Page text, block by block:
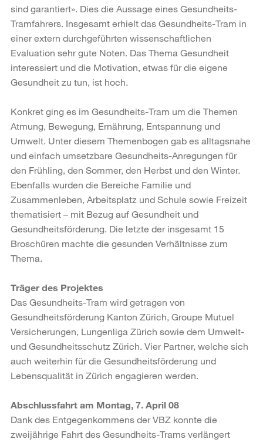
sind garantiert». Dies die Aussage eines Gesundheits-
Tramfahrers. Insgesamt erhielt das Gesundheits-Tram in
einer extern durchgeführten wissenschaftlichen
Evaluation sehr gute Noten. Das Thema Gesundheit
interessiert und die Motivation, etwas für die eigene
Gesundheit zu tun, ist hoch.
Konkret ging es im Gesundheits-Tram um die Themen
Atmung, Bewegung, Ernährung, Entspannung und
Umwelt. Unter diesem Themenbogen gab es alltagsnahe
und einfach umsetzbare Gesundheits-Anregungen für
den Frühling, den Sommer, den Herbst und den Winter.
Ebenfalls wurden die Bereiche Familie und
Zusammenleben, Arbeitsplatz und Schule sowie Freizeit
thematisiert – mit Bezug auf Gesundheit und
Gesundheitsförderung. Die letzte der insgesamt 15
Broschüren machte die gesunden Verhältnisse zum
Thema.
Träger des Projektes
Das Gesundheits-Tram wird getragen von
Gesundheitsförderung Kanton Zürich, Groupe Mutuel
Versicherungen, Lungenliga Zürich sowie dem Umwelt-
und Gesundheitsschutz Zürich. Vier Partner, welche sich
auch weiterhin für die Gesundheitsförderung und
Lebensqualität in Zürich engagieren werden.
Abschlussfahrt am Montag, 7. April 08
Dank des Entgegenkommens der VBZ konnte die
zweijährige Fahrt des Gesundheits-Trams verlängert